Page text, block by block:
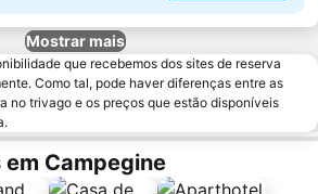
Mostrar mais
que recebemos dos sites de reserva
Como tal, pode haver diferenças entre as
no trivago e os preços que estão disponíveis
Campegine